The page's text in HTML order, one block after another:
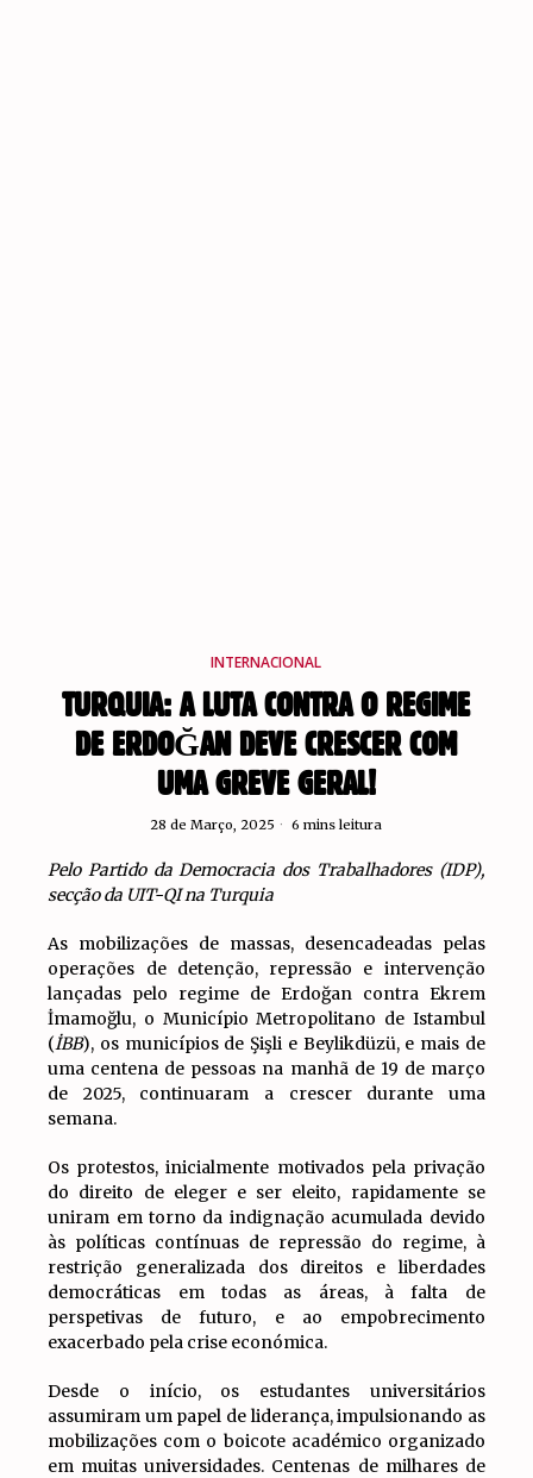
INTERNACIONAL
TURQUIA: A LUTA CONTRA O REGIME
DE ERDOĞAN DEVE CRESCER COM
UMA GREVE GERAL!
28 de Março, 2025 6 mins leitura
Pelo Partido da Democracia dos Trabalhadores (IDP),
secção da UIT-QI na Turquia
As mobilizações de massas, desencadeadas pelas
operações de detenção, repressão e intervenção
lançadas pelo regime de Erdoğan contra Ekrem
İmamoğlu, o Município Metropolitano de Istambul
(İBB), os municípios de Şişli e Beylikdüzü, e mais de
uma centena de pessoas na manhã de 19 de março
de 2025, continuaram a crescer durante uma
semana.
Os protestos, inicialmente motivados pela privação
do direito de eleger e ser eleito, rapidamente se
uniram em torno da indignação acumulada devido
às políticas contínuas de repressão do regime, à
restrição generalizada dos direitos e liberdades
democráticas em todas as áreas, à falta de
perspetivas de futuro, e ao empobrecimento
exacerbado pela crise económica.
Desde o início, os estudantes universitários
assumiram um papel de liderança, impulsionando as
mobilizações com o boicote académico organizado
em muitas universidades. Centenas de milhares de